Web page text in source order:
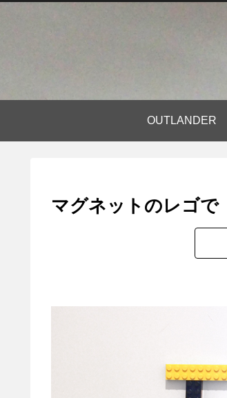
OUTLANDER
マグネットのレゴで